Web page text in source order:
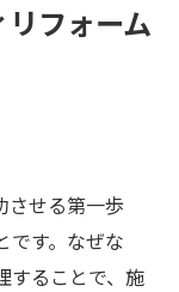
フォーム
させる第一歩
です。なぜな
することで、施